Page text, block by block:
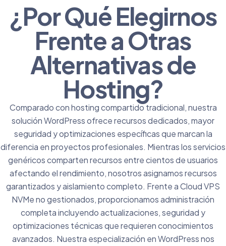
¿Por Qué Elegirnos
Frente a Otras
Alternativas de
Hosting?
Comparado conhosting compartidotradicional, nuestra
solución WordPress ofrece recursos dedicados, mayor
seguridad y optimizaciones específicas que marcan la
diferencia en proyectos profesionales. Mientras los servicios
genéricos comparten recursos entre cientos de usuarios
afectando el rendimiento, nosotros asignamos recursos
garantizados y aislamiento completo. Frente aCloud VPS
NVMeno gestionados, proporcionamos administración
completa incluyendo actualizaciones, seguridad y
optimizaciones técnicas que requieren conocimientos
avanzados. Nuestra especialización en WordPress nos